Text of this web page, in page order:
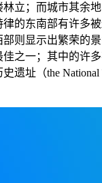
立；而城市其余
的东南部有许多
则显示出繁荣的
之一；其中的许
遗址（the National